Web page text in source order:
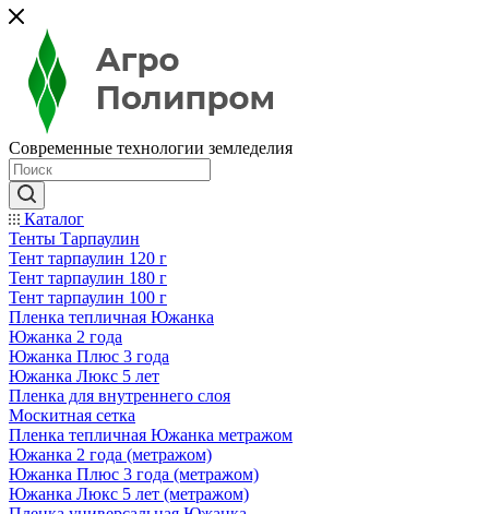
Современные технологии земледелия
Каталог
Тенты Тарпаулин
Тент тарпаулин 120 г
Тент тарпаулин 180 г
Тент тарпаулин 100 г
Пленка тепличная Южанка
Южанка 2 года
Южанка Плюс 3 года
Южанка Люкс 5 лет
Пленка для внутреннего слоя
Москитная сетка
Пленка тепличная Южанка метражом
Южанка 2 года (метражом)
Южанка Плюс 3 года (метражом)
Южанка Люкс 5 лет (метражом)